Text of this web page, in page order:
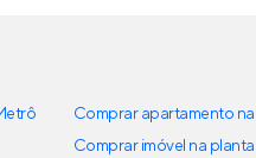
Comprar apartamento
Comprar imóvel na planta